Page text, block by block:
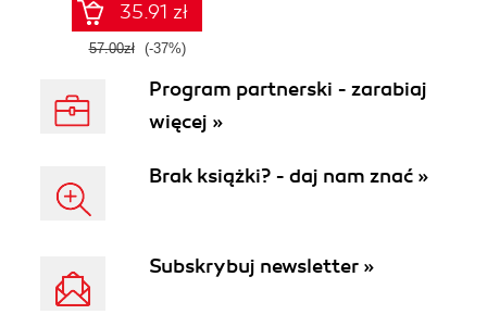
35.91 zł
57.00zł (-37%)
Program partnerski - zarabiaj
więcej »
Brak książki? - daj nam znać »
Subskrybuj newsletter »